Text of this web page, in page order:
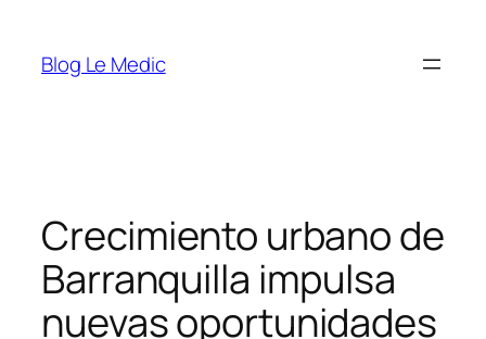
contenido
Blog Le Medic
Crecimiento urbano de
Barranquilla impulsa
nuevas oportunidades